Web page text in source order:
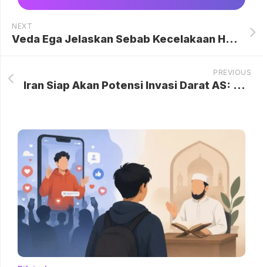
NEXT
Veda Ega Jelaskan Sebab Kecelakaan High Side di GP Amerika: Kesalahan Fatal di Tikungan Bikin Melesat Keluar Lintasan
PREVIOUS
Iran Siap Akan Potensi Invasi Darat AS: Hiu-hiu Teluk Persia Menanti!